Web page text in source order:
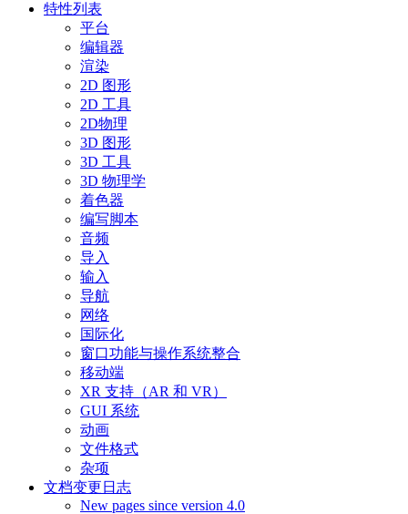
特性列表
平台
编辑器
渲染
2D 图形
2D 工具
2D物理
3D 图形
3D 工具
3D 物理学
着色器
编写脚本
音频
导入
输入
导航
网络
国际化
窗口功能与操作系统整合
移动端
XR 支持（AR 和 VR）
GUI 系统
动画
文件格式
杂项
文档变更日志
New pages since version 4.0